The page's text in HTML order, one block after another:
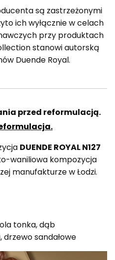
są zastrzeżonymi
ich wyłącznie w celach
przy produktach
stanowi autorską
Duende Royal.
przed reformulacją.
DUENDE ROYAL N127
waniliowa kompozycja
manufakturze w Łodzi.
tonka, dąb
drzewo sandałowe